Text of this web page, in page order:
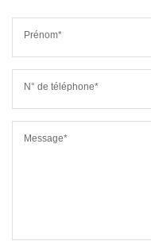
Prénom*
N° de téléphone*
Message*